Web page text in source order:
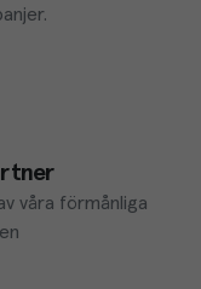
våra förmånliga